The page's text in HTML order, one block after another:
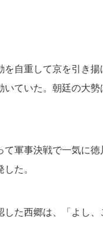
自重して京を引き揚
ていた。朝廷の大勢
軍事決戦で一気に徳
た。
た西郷は、「よし、